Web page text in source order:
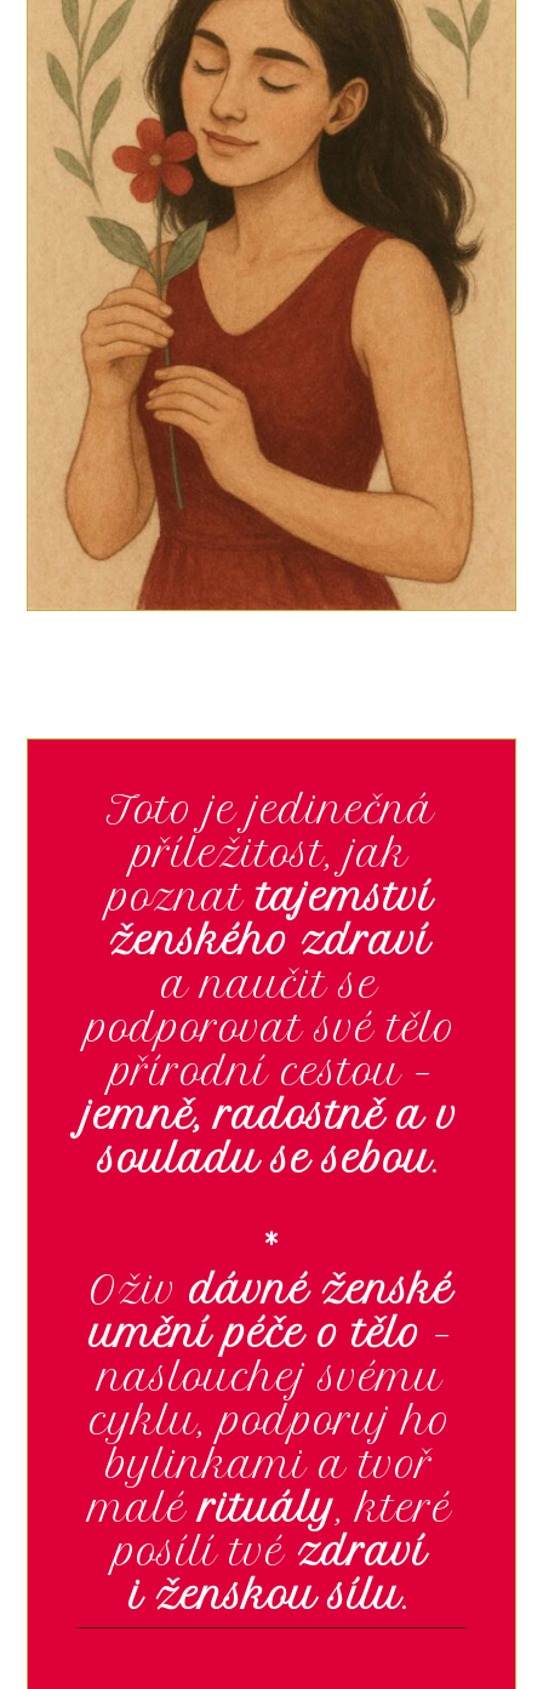
Toto je jedinečná
příležitost, jak
poznattajemství
ženského zdraví
a naučit se
podporovat své tělo
přírodní cestou –
jemně, radostně a v
souladu se sebou.
*
Oživdávné ženské
umění péče o tělo –
naslouchej svému
cyklu, podporuj ho
bylinkami a tvoř
malérituály, které
posílí tvézdraví
i ženskou sílu.